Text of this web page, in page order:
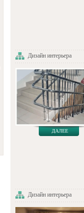
Дизайн интерьера
ДАЛЕЕ
Дизайн интерьера